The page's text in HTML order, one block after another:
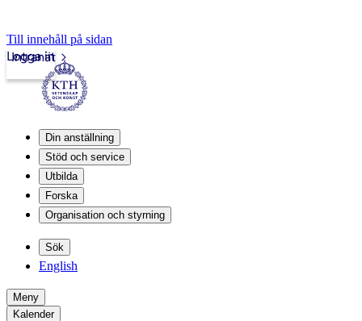
Till innehåll på sidan
Intranät
Logga in
Din anställning
Stöd och service
Utbilda
Forska
Organisation och styrning
Sök
English
Meny
Kalender